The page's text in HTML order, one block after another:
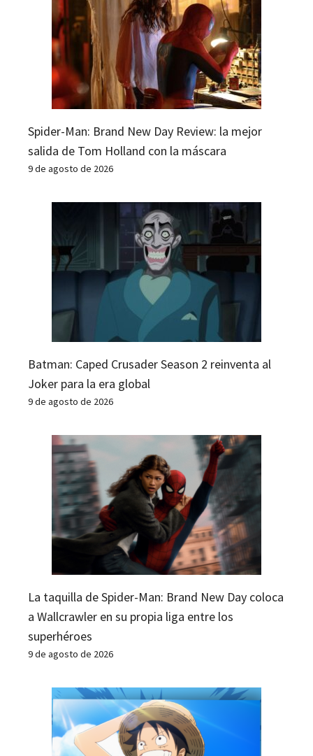
Spider-Man: Brand New Day Review: la mejor
salida de Tom Holland con la máscara
9 de agosto de 2026
Batman: Caped Crusader Season 2 reinventa al
Joker para la era global
9 de agosto de 2026
La taquilla de Spider-Man: Brand New Day coloca
a Wallcrawler en su propia liga entre los
superhéroes
9 de agosto de 2026